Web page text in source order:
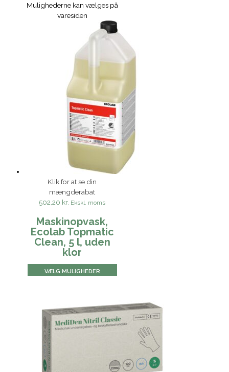
Mulighederne kan vælges på
varesiden
Klik for at se din
mængderabat
502,20 kr. Ekskl. moms
Maskinopvask,
Ecolab Topmatic
Clean, 5 l, uden
klor
VÆLG MULIGHEDER